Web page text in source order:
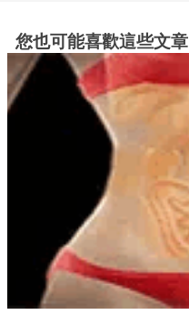
您也可能喜歡這些文章